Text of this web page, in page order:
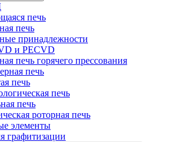
печь
печь
принадлежности
и PECVD
печь горячего прессования
печь
печь
печь
печь
роторная печь
элементы
графитизации